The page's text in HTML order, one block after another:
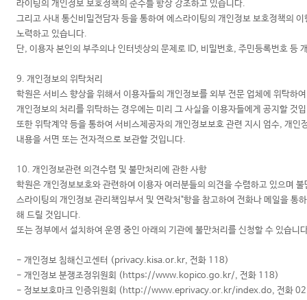
라이팅의 개인정보 보호정책의 준수를 항상 강조하고 있습니다.
그리고 사내 통신비밀전담자 등을 통하여 에스라이팅의 개인정보 보호정책의
노력하고 있습니다.
단, 이용자 본인의 부주의나 인터넷상의 문제로 ID, 비밀번호, 주민등록번호 등
9. 개인정보의 위탁처리
학원은 서비스 향상을 위해서 이용자들의 개인정보를 외부 전문 업체에 위탁하
개인정보의 처리를 위탁하는 경우에는 미리 그 사실을 이용자들에게 공지할 것
또한 위탁계약 등을 통하여 서비스제공자의 개인정보보호 관련 지시 엄수, 개
내용을 서면 또는 전자적으로 보관할 것입니다.
10. 개인정보관련 의견수렴 및 불만처리에 관한 사항
학원은 개인정보보호와 관련하여 이용자 여러분들의 의견을 수렴하고 있으며
스라이팅의 개인정보 관리책임부서 및 연락처"항을 참고하여 전화나 메일을
해 드릴 것입니다.
또는 정부에서 설치하여 운영 중인 아래의 기관에 불만처리를 신청할 수 있습니
- 개인정보 침해신고센터 (privacy.kisa.or.kr, 전화 118)
- 개인정보 분쟁조정위원회 (https://www.kopico.go.kr/, 전화 118)
- 정보보호마크 인증위원회 (http://www.eprivacy.or.kr/index.do, 전화